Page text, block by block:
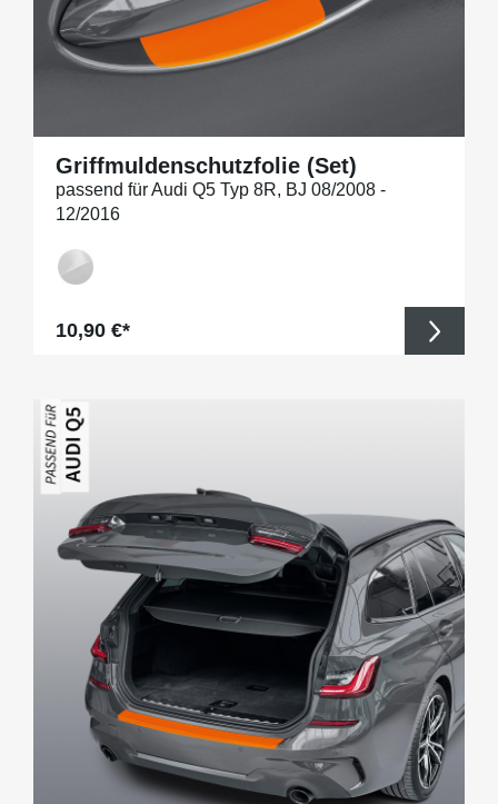
Griffmuldenschutzfolie (Set)
passend für Audi Q5 Typ 8R, BJ 08/2008 -
12/2016
Regulärer Preis:
10,90 €*